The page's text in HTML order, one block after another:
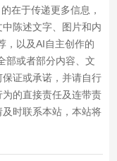
在于传递更多信息，
陈述文字、图片和内
，以及AI自主创作的
部或者部分内容、文
证或承诺，并请自行
的直接责任及连带责
时联系本站，本站将